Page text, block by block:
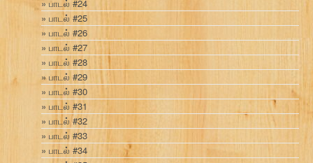
பாடல் #24
பாடல் #25
பாடல் #26
பாடல் #27
பாடல் #28
பாடல் #29
பாடல் #30
பாடல் #31
பாடல் #32
பாடல் #33
பாடல் #34